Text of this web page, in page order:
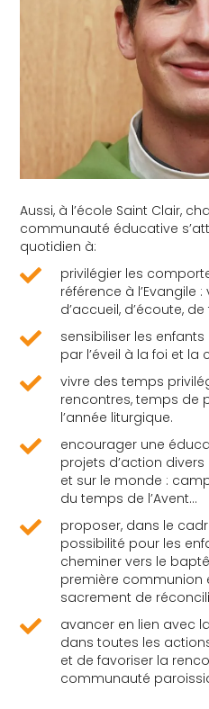
Aussi, à l’école Saint Clair,
communauté éducative
quotidien à:
privilégier les
référence à l’Evangile
d’accueil, d’écoute,
sensibiliser les
par l’éveil à la foi et la
vivre des temps
rencontres, temps de
l’année liturgique.
encourager une
projets d’action
et sur le monde :
du temps de l’Avent…
proposer, dans le
possibilité pour les
cheminer vers le
première communion
sacrement de
avancer en lien avec
dans toutes les
et de favoriser la
communauté